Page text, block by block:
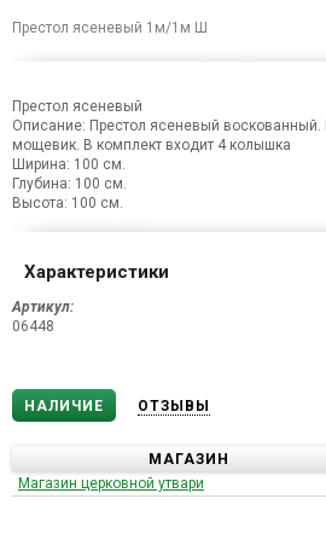
Престол ясеневый 1м/1м Ш
Престол ясеневый
Описание: Престол ясеневый воскованный.
мощевик. В комплект входит 4 колышка
Ширина: 100 см.
Глубина: 100 см.
Высота: 100 см.
Характеристики
Артикул:
06448
НАЛИЧИЕ ОТЗЫВЫ
МАГАЗИН
Магазин церковной утвари